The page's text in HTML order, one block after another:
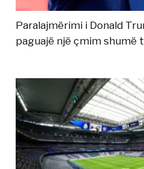
Paralajmërimi i Donald
paguajë një çmim shumë